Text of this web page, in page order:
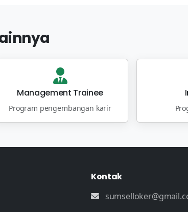
Management Trainee
Program pengembangan karir
Kontak